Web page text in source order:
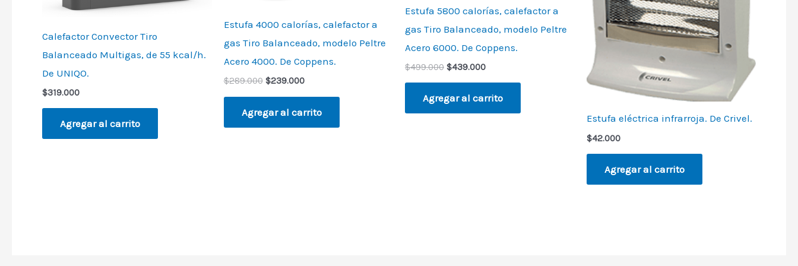
Calefactor Convector Tiro
Balanceado Multigas, de 55 kcal/h.
De UNIQO.
$319.000
Agregar al carrito
Estufa 4000 calorías, calefactor a
gas Tiro Balanceado, modelo Peltre
Acero 4000. De Coppens.
$289.000 $239.000
Agregar al carrito
Estufa 5800 calorías, calefactor a
gas Tiro Balanceado, modelo Peltre
Acero 6000. De Coppens.
$499.000 $439.000
Agregar al carrito
Estufa eléctrica infrarroja. De Crivel.
$42.000
Agregar al carrito